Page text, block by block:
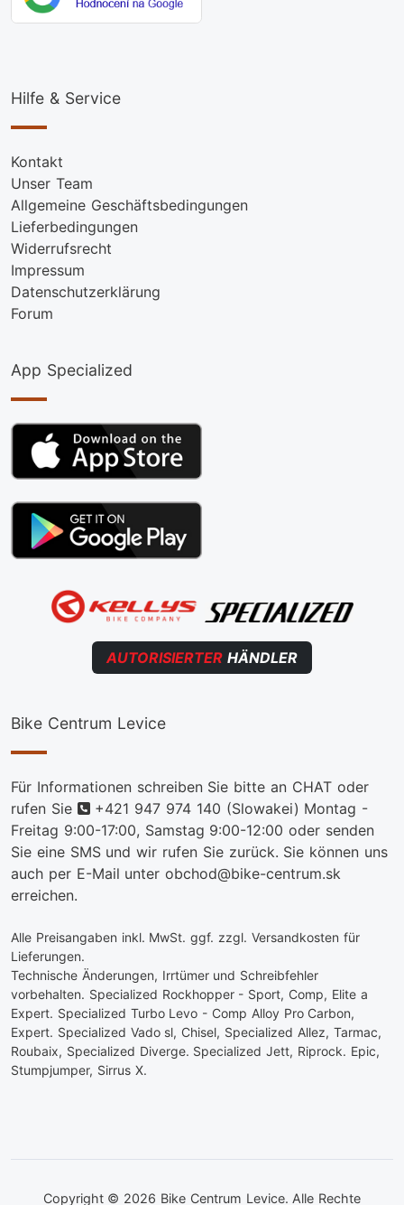
Hilfe & Service
Kontakt
Unser Team
Allgemeine Geschäftsbedingungen
Lieferbedingungen
Widerrufsrecht
Impressum
Datenschutzerklärung
Forum
App Specialized
AUTORISIERTER HÄNDLER
Bike Centrum Levice
Für Informationen schreiben Sie bitte an CHAT oder
rufen Sie
telefon
+421 947 974 140 (Slowakei) Montag -
Freitag 9:00-17:00, Samstag 9:00-12:00 oder senden
Sie eine SMS und wir rufen Sie zurück. Sie können uns
auch per E-Mail unter obchod@bike-centrum.sk
erreichen.
Alle Preisangaben inkl. MwSt. ggf. zzgl. Versandkosten für
Lieferungen.
Technische Änderungen, Irrtümer und Schreibfehler
vorbehalten. Specialized Rockhopper - Sport, Comp, Elite a
Expert. Specialized Turbo Levo - Comp Alloy Pro Carbon,
Expert. Specialized Vado sl, Chisel, Specialized Allez, Tarmac,
Roubaix, Specialized Diverge. Specialized Jett, Riprock. Epic,
Stumpjumper, Sirrus X.
Copyright © 2026 Bike Centrum Levice. Alle Rechte